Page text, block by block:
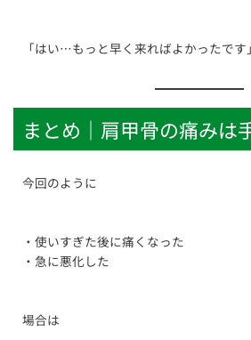
「はい…もっと早く来ればよかったです」
まとめ｜肩甲骨の痛みは
今回のように
・使いすぎた後に痛くなった
・急に悪化した
場合は